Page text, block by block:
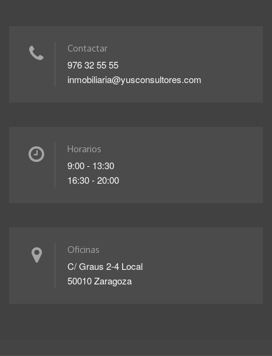
Contactar
976 32 55 55
inmobiliaria@yusconsultores.com
Horarios
9:00 - 13:30
16:30 - 20:00
Oficinas
C/ Graus 2-4 Local
50010 Zaragoza